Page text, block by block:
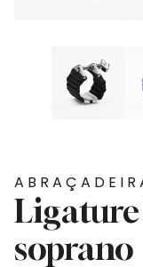
Ligature
soprano